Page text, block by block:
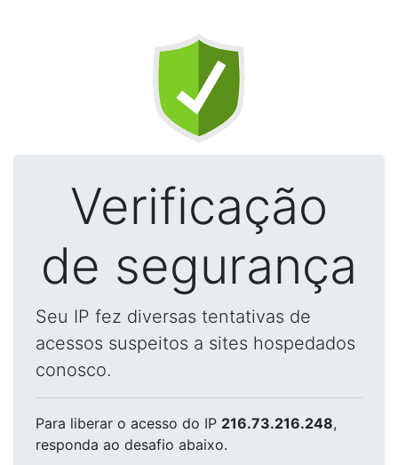
Verificação
de segurança
Seu IP fez diversas tentativas de
acessos suspeitos a sites hospedados
conosco.
Para liberar o acesso do IP 216.73.216.248,
responda ao desafio abaixo.